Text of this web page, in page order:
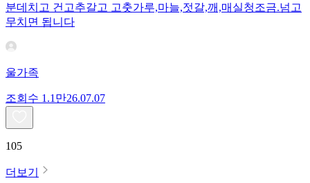
분데치고 건고추갈고 고춧가루,마늘,젓갈,깨,매실청조금.넘고
무치면 됩니다
울가족
조회수 1.1만26.07.07
105
더보기